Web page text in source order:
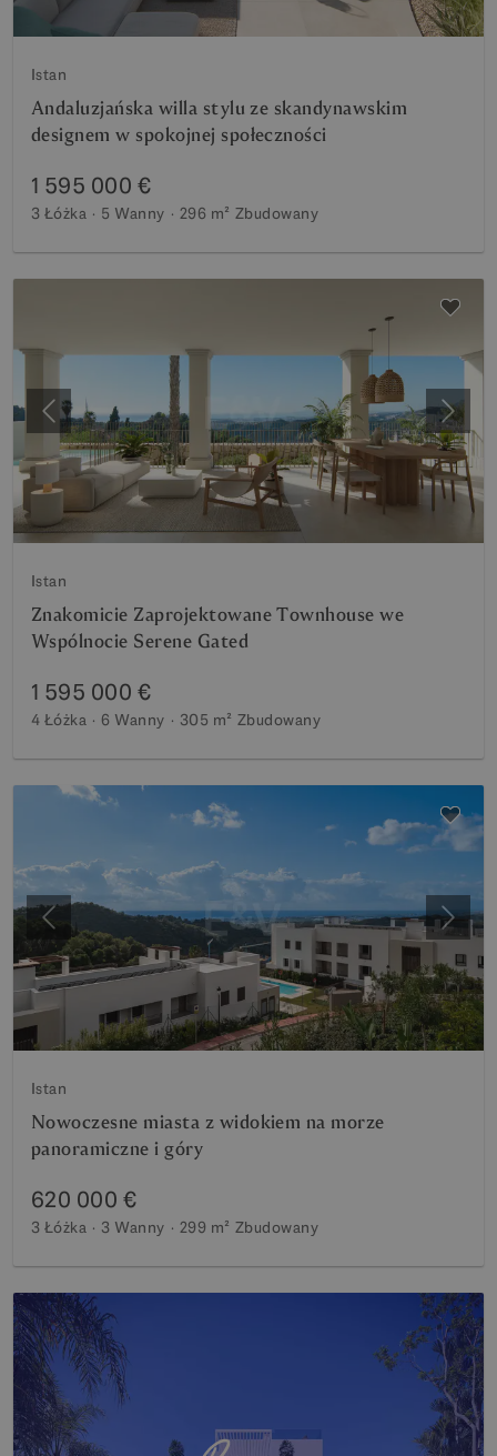
Istan
Andaluzjańska willa stylu ze skandynawskim
designem w spokojnej społeczności
1 595 000 €
3 Łóżka 5 Wanny 296 m² Zbudowany
Poprzedni
Istan
Znakomicie Zaprojektowane Townhouse we
Wspólnocie Serene Gated
1 595 000 €
4 Łóżka 6 Wanny 305 m² Zbudowany
Poprzedni
Istan
Nowoczesne miasta z widokiem na morze
panoramiczne i góry
620 000 €
3 Łóżka 3 Wanny 299 m² Zbudowany